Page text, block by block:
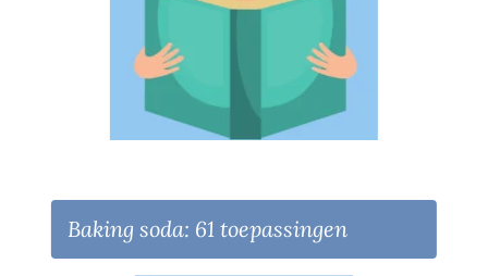
Baking soda: 61 toepassingen